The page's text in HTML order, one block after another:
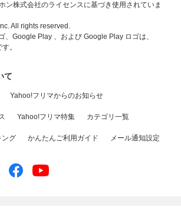
ン株式会社のライセンスに基づき使用されていま
All rights reserved.
、Google Play 、および Google Play ロゴは、
。
て
Yahoo!フリマからのお知らせ
Yahoo!フリマ特集 カテゴリ一覧
ング かんたんご利用ガイド メール通知設定